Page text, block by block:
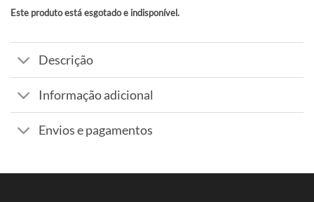
Este produto está esgotado e indisponível.
Alternative:
Descrição
Informação adicional
Envios e pagamentos